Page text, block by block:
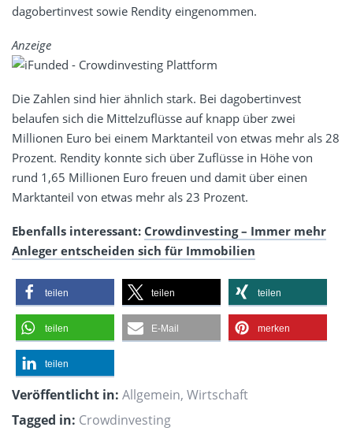
dagobertinvest sowie Rendity eingenommen.
Anzeige
Die Zahlen sind hier ähnlich stark. Bei dagobertinvest
belaufen sich die Mittelzuflüsse auf knapp über zwei
Millionen Euro bei einem Marktanteil von etwas mehr als 28
Prozent. Rendity konnte sich über Zuflüsse in Höhe von
rund 1,65 Millionen Euro freuen und damit über einen
Marktanteil von etwas mehr als 23 Prozent.
Ebenfalls interessant: Crowdinvesting – Immer mehr
Anleger entscheiden sich für Immobilien
teilen teilen teilen
teilen E-Mail merken
teilen
Veröffentlicht in: Allgemein, Wirtschaft
Tagged in: Crowdinvesting